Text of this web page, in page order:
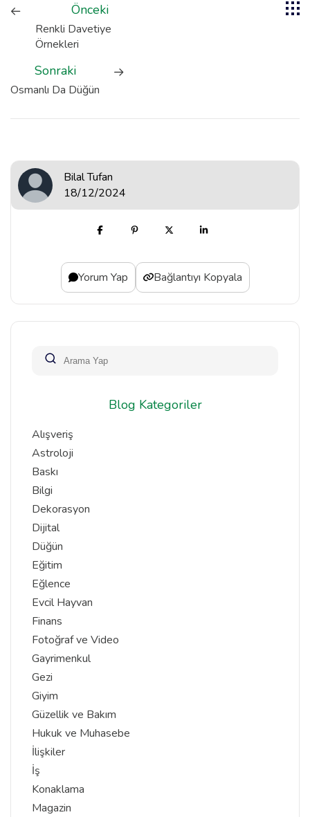
Önceki
Renkli Davetiye
Örnekleri
Sonraki
Osmanlı Da Düğün
Bilal Tufan
18/12/2024
Yorum Yap Bağlantıyı Kopyala
Blog Kategoriler
Alışveriş
Astroloji
Baskı
Bilgi
Dekorasyon
Dijital
Düğün
Eğitim
Eğlence
Evcil Hayvan
Finans
Fotoğraf ve Video
Gayrimenkul
Gezi
Giyim
Güzellik ve Bakım
Hukuk ve Muhasebe
İlişkiler
İş
Konaklama
Magazin